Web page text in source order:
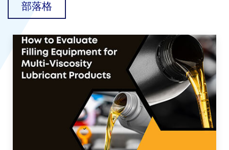
部落格